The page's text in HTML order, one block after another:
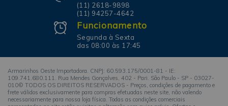
(11) 2618-9898
(11) 94257-4642
Funcionamento
Segunda à Sexta
das 08:00 às 17:45
Armarinhos Oeste Importadora. CNPJ: 60.593.175/0001-81 - IE:
109.741.680.111. Rua Mendes Gonçalves, 402 - Pari. São Paulo - SP - 03027-
010© TODOS OS DIREITOS RESERVADOS - Preços, condições de pagamento e
frete válidos exclusivamente para compras efetuadas neste site, não valendo
necessariamente para nossa loja física. Todas as condições comerciais